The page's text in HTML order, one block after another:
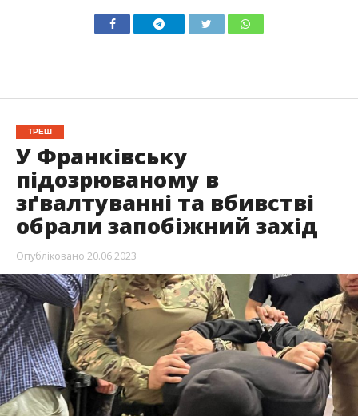
ТРЕШ
У Франківську
підозрюваному в
зґвалтуванні та вбивстві
обрали запобіжний захід
Опубліковано 20.06.2023